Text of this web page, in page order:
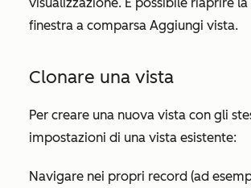
visualizzazione. È possibile riaprire
finestra a comparsa Aggiungi vista.
Clonare una vista
Per creare una nuova vista con gli
impostazioni di una vista esistente:
Navigare nei propri record (ad